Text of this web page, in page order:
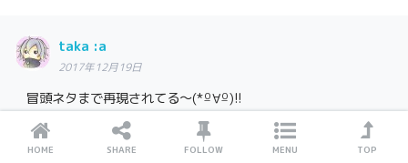
taka :a
2017年12月19日
冒頭ネタまで再現されてる〜(*º∀º)!!
で、まさかのホンマに神輿を担ぎ切りやがった件w
HOME SHARE FOLLOW MENU TOP